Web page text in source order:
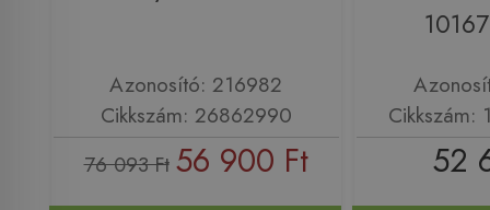
Azonosító: 216982
Cikkszám: 26862990
76 093 Ft 56 900 Ft 52